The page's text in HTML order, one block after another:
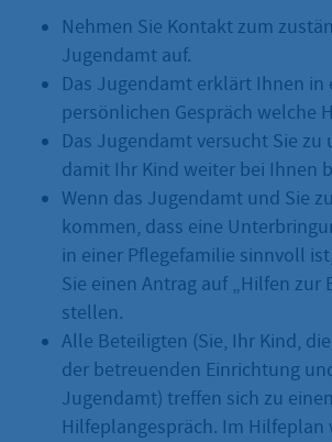
Nehmen Sie Kontakt zum
Jugendamt auf.
Das Jugendamt erklärt Ihnen in
persönlichen Gespräch welche
Das Jugendamt versucht Sie
damit Ihr Kind weiter bei Ihnen
Wenn das Jugendamt und Sie
kommen, dass eine
in einer Pflegefamilie sinnvoll
Sie einen Antrag auf „Hilfen zur
stellen.
Alle Beteiligten (Sie, Ihr Kind,
der betreuenden Einrichtung
Jugendamt) treffen sich zu
Hilfeplangespräch. Im Hilfeplan